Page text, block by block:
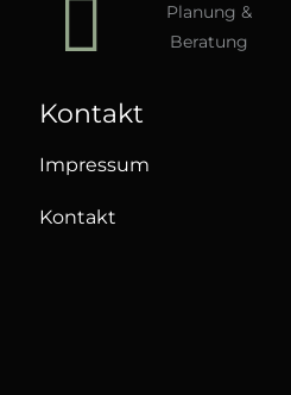
Planung &
Beratung
Kontakt
Impressum
Kontakt